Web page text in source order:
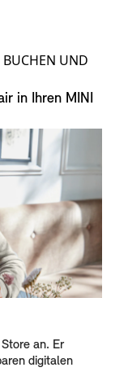
BUCHEN UND
in Ihren MINI
an. Er
digitalen